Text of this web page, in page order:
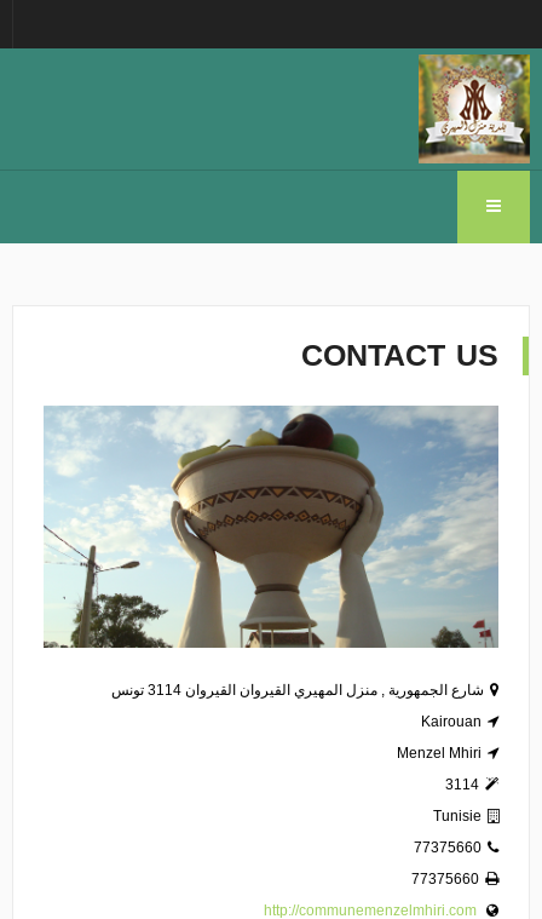
CONTACT US
شارع الجمهورية , منزل المهيري القيروان القيروان 3114 تونس
Kairouan
Menzel Mhiri
3114
Tunisie
77375660
77375660